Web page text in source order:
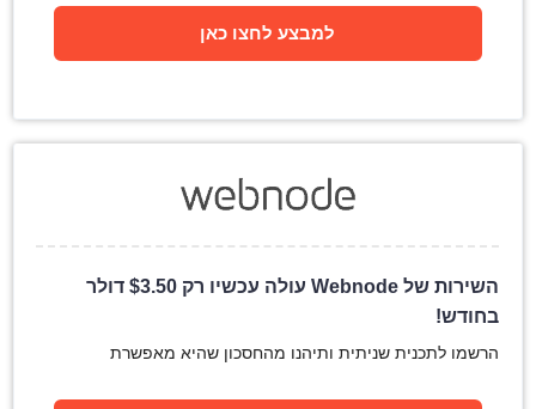
למבצע לחצו כאן
השירות של Webnode עולה עכשיו רק $3.50 דולר
בחודש!
הרשמו לתכנית שניתית ותיהנו מהחסכון שהיא מאפשרת